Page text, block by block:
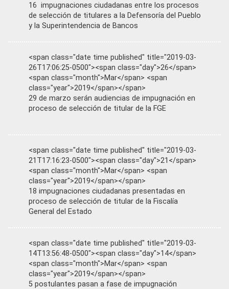
16 impugnaciones ciudadanas entre los procesos
de selección de titulares a la Defensoría del Pueblo
y la Superintendencia de Bancos
<span class="date time published" title="2019-03-
26T17:06:25-0500"><span class="day">26</span>
<span class="month">Mar</span> <span
class="year">2019</span></span>
29 de marzo serán audiencias de impugnación en
proceso de selección de titular de la FGE
<span class="date time published" title="2019-03-
21T17:16:23-0500"><span class="day">21</span>
<span class="month">Mar</span> <span
class="year">2019</span></span>
18 impugnaciones ciudadanas presentadas en
proceso de selección de titular de la Fiscalía
General del Estado
<span class="date time published" title="2019-03-
14T13:56:48-0500"><span class="day">14</span>
<span class="month">Mar</span> <span
class="year">2019</span></span>
5 postulantes pasan a fase de impugnación